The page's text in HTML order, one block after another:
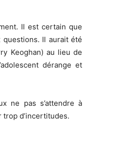
Il est certain que
questions. Il aurait été
Keoghan) au lieu de
dérange et
ne pas s’attendre à
d’incertitudes.